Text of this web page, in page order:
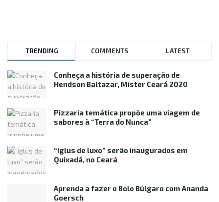
TRENDING COMMENTS LATEST
Conheça a história de superação de
Hendson Baltazar, Mister Ceará 2020
Pizzaria temática propõe uma viagem de
sabores à “Terra do Nunca”
“Iglus de luxo” serão inaugurados em
Quixadá, no Ceará
Aprenda a fazer o Bolo Búlgaro com Ananda
Goersch